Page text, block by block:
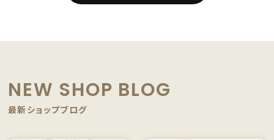
NEW SHOP BLOG
最新ショップブログ